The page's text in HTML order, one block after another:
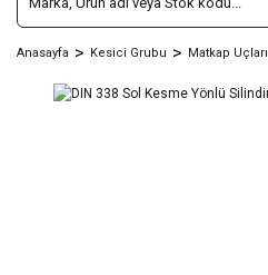
Anasayfa Kesici Grubu Matkap Uçları